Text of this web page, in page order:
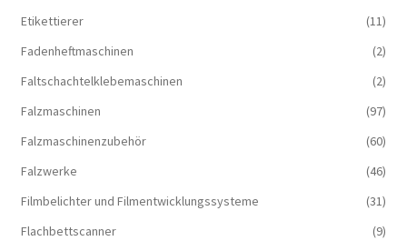
Etikettierer
(11)
Fadenheftmaschinen
(2)
Faltschachtelklebemaschinen
(2)
Falzmaschinen
(97)
Falzmaschinenzubehör
(60)
Falzwerke
(46)
Filmbelichter und Filmentwicklungssysteme
(31)
Flachbettscanner
(9)